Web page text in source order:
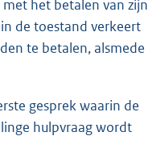
het betalen van zijn
de toestand verkeert
te betalen, alsmede
gesprek waarin de
hulpvraag wordt